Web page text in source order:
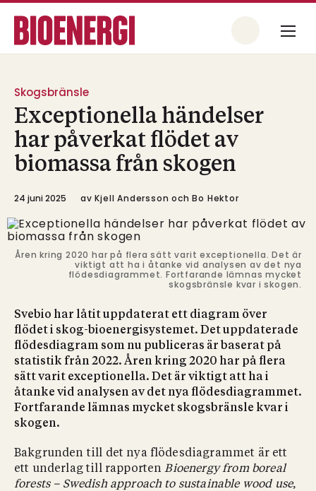
Skogsbränsle
Exceptionella händelser
har påverkat flödet av
biomassa från skogen
24 juni 2025 av Kjell Andersson och Bo Hektor
Åren kring 2020 har på flera sätt varit exceptionella. Det är
viktigt att ha i åtanke vid analysen av det nya
flödesdiagrammet. Fortfarande lämnas mycket
skogsbränsle kvar i skogen.
Svebio har låtit uppdaterat ett diagram över
flödet i skog-bioenergisystemet. Det uppdaterade
flödesdiagram som nu publiceras är baserat på
statistik från 2022. Åren kring 2020 har på flera
sätt varit exceptionella. Det är viktigt att ha i
åtanke vid analysen av det nya flödesdiagrammet.
Fortfarande lämnas mycket skogsbränsle kvar i
skogen.
Bakgrunden till det nya flödesdiagrammet är ett
ett underlag till rapportenBioenergy from boreal
forests – Swedish approach to sustainable wood use,